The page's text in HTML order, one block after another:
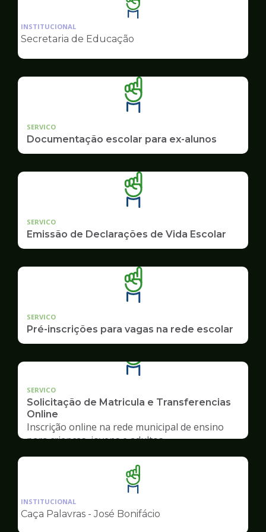
Ilustração
da
pagina
Educação
INSTITUCIONAL
Secretaria de Educação
SERVICO
Documentação escolar para ex-alunos
SERVICO
Emissão de Declarações de Vida Escolar
SERVICO
Pré-inscrições para vagas na rede escolar
SERVICO
Solicitação de Matricula e Transferencias
Online
Inscrição online na rede municipal de ensino
para crianças, jovens e adultos
Ilustração
da
pagina
INSTITUCIONAL
Caça Palavras - José Bonifácio